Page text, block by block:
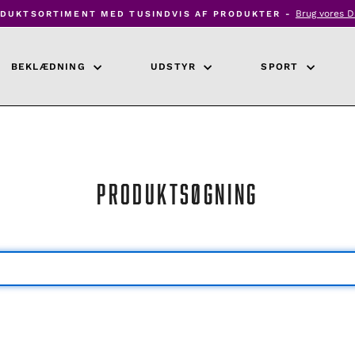
Pause
DROPSHIPPING MED EKSPRESLEVERING - Klik her for
BEKLÆDNING UDSTYR SPORT
PRODUKTSØGNING